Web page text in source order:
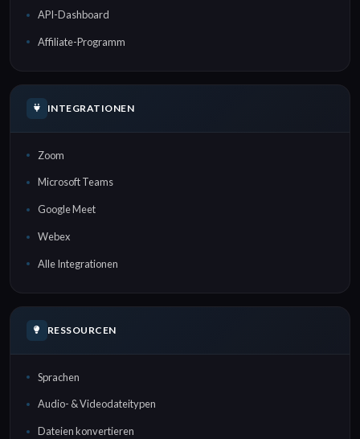
API-Dashboard
Affiliate-Programm
INTEGRATIONEN
Zoom
Microsoft Teams
Google Meet
Webex
Alle Integrationen
RESSOURCEN
Sprachen
Audio- & Videodateitypen
Dateien konvertieren